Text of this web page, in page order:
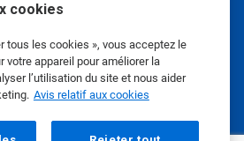
cookies
tous les cookies », vous acceptez le
appareil pour améliorer la
l’utilisation du site et nous aider
Avis relatif aux cookies
|Politique de confidentialité
d'utilisation